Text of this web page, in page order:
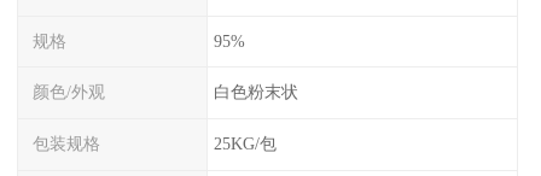
规格 95%
颜色/外观 白色粉末状
包装规格 25KG/包